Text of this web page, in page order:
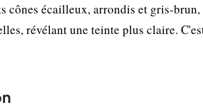
cônes écailleux, arrondis et gris-
révélant une teinte plus claire.